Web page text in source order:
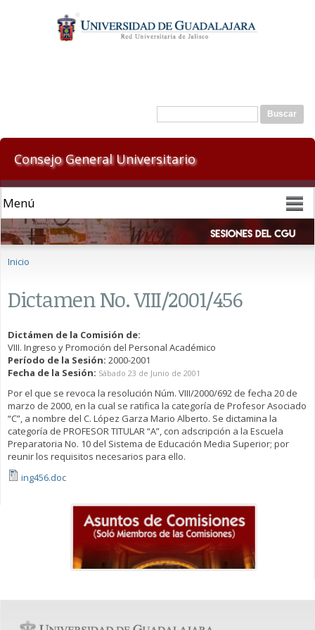
contenido
principal
Formulario de búsqueda
Buscar
Consejo General Universitario
Inicio
Dictamen No. VIII/2001/456
Dictámen de la Comisión de:
VIII. Ingreso y Promoción del Personal Académico
Período de la Sesión: 2000-2001
Fecha de la Sesión: Sábado 23 de Junio de 2001
Por el que se revoca la resolución Núm. VIII/2000/692 de fecha 20 de
marzo de 2000, en la cual se ratifica la categoría de Profesor Asociado
“C”, a nombre del C. López Garza Mario Alberto. Se dictamina la
categoría de PROFESOR TITULAR “A”, con adscripción a la Escuela
Preparatoria No. 10 del Sistema de Educación Media Superior; por
reunir los requisitos necesarios para ello.
ing456.doc